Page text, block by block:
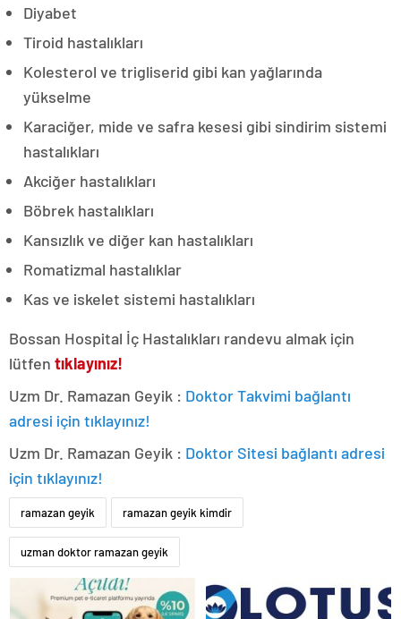
Diyabet
Tiroid hastalıkları
Kolesterol ve trigliserid gibi kan yağlarında
yükselme
Karaciğer, mide ve safra kesesi gibi sindirim sistemi
hastalıkları
Akciğer hastalıkları
Böbrek hastalıkları
Kansızlık ve diğer kan hastalıkları
Romatizmal hastalıklar
Kas ve iskelet sistemi hastalıkları
Bossan Hospital İç Hastalıkları randevu almak için
lütfen tıklayınız!
Uzm Dr. Ramazan Geyik : Doktor Takvimi bağlantı
adresi için tıklayınız!
Uzm Dr. Ramazan Geyik : Doktor Sitesi bağlantı adresi
için tıklayınız!
ramazan geyik ramazan geyik kimdir
uzman doktor ramazan geyik